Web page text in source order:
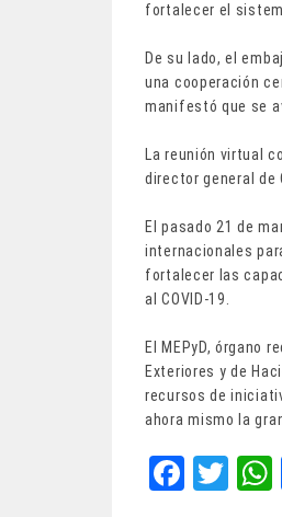
fortalecer el
De su lado, el
una cooperación
manifestó que se
La reunión virtual
director general de
El pasado 21 de
internacionales
fortalecer las
al COVID-19.
El MEPyD, órgano
Exteriores y de
recursos de
ahora mismo la
Fa
T